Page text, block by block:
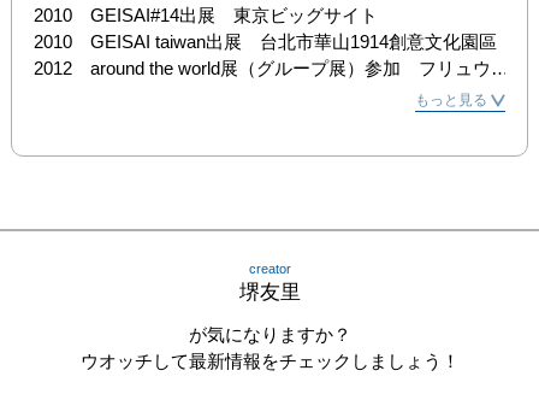
2010　GEISAI#14出展　東京ビッグサイト
2010　GEISAI taiwan出展　台北市華山1914創意文化園區
2012　around the world展（グループ展）参加　フリュウ
2015　12回グラフィック「1_WALL」展　ガーディアンガ
2015　カタ／コンベ定期展"KITAJIMA/KOHSUKE"#11　～
台風のくれたテーブルにつけ～
2016　個展「あたかも画廊のような雰囲気のこの空間は」
イエローハウス東京 写真
もっと見る
creator
堺友里
が気になりますか？
ウオッチして最新情報をチェックしましょう！